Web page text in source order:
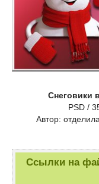
Снеговики
PSD /
Автор:
Ссылки на